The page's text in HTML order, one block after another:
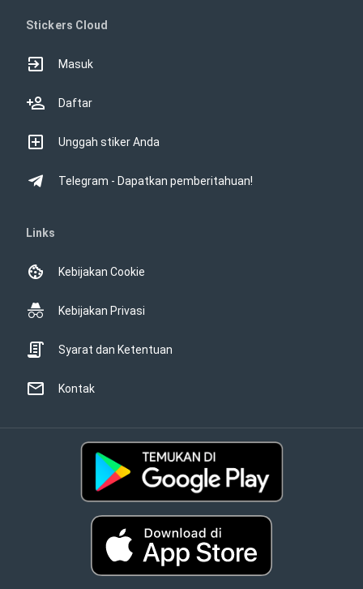
Stickers Cloud
Masuk
Daftar
Unggah stiker Anda
Telegram - Dapatkan pemberitahuan!
Links
Kebijakan Cookie
Kebijakan Privasi
Syarat dan Ketentuan
Kontak